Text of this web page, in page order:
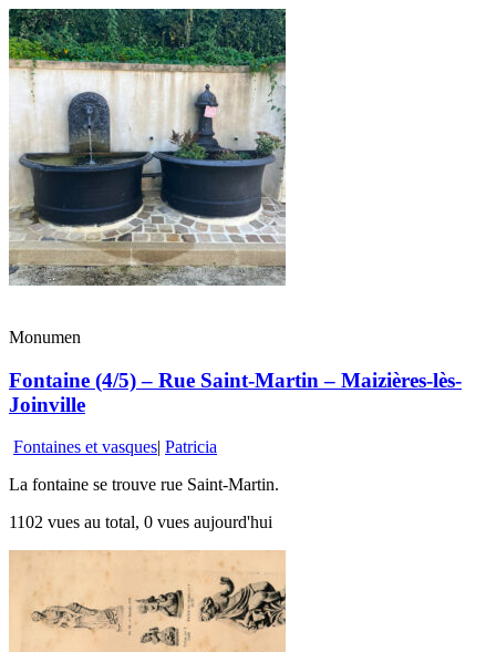
Monumen
Fontaine (4/5) – Rue Saint-Martin – Maizières-lès-
Joinville
Fontaines et vasques Patricia
La fontaine se trouve rue Saint-Martin.
1102 vues au total, 0 vues aujourd'hui